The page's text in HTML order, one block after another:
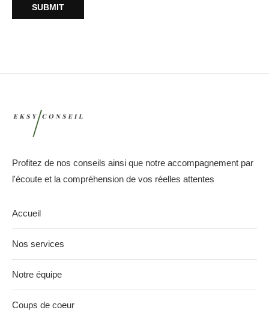
Profitez de nos conseils ainsi que notre accompagnement par
l'écoute et la compréhension de vos réelles attentes
Accueil
Nos services
Notre équipe
Coups de coeur